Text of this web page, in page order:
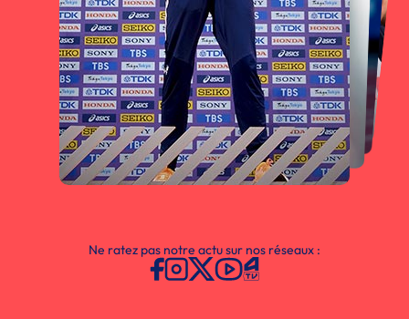
Ne ratez pas notre actu sur nos réseaux :